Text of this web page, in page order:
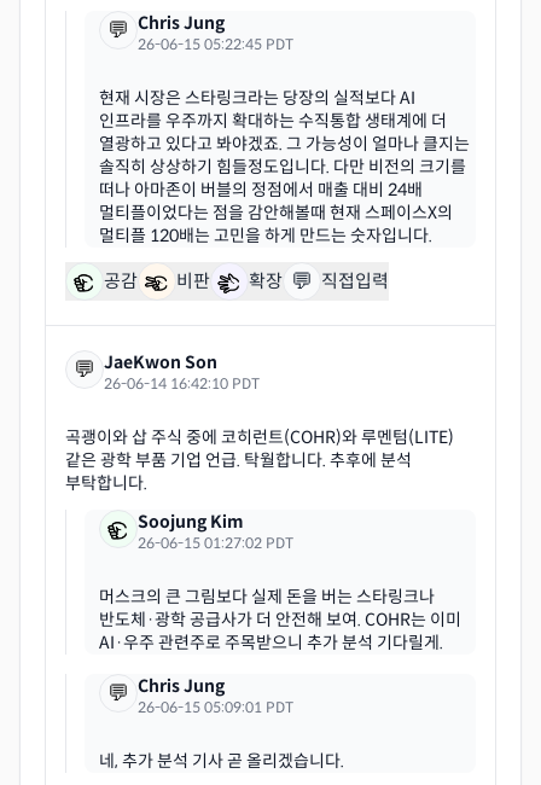
💬 Chris Jung
26-06-15 05:22:45 PDT
현재 시장은 스타링크라는 당장의 실적보다 AI
인프라를 우주까지 확대하는 수직통합 생태계에 더
열광하고 있다고 봐야겠죠. 그 가능성이 얼마나 클지는
솔직히 상상하기 힘들정도입니다. 다만 비전의 크기를
떠나 아마존이 버블의 정점에서 매출 대비 24배
멀티플이었다는 점을 감안해볼때 현재 스페이스X의
공감 비판 확장 💬 직접입력
💬 JaeKwon Son
26-06-14 16:42:10 PDT
곡괭이와 삽 주식 중에 코히런트(COHR)와 루멘텀(LITE)
같은 광학 부품 기업 언급. 탁월합니다. 추후에 분석
Soojung Kim
26-06-15 01:27:02 PDT
머스크의 큰 그림보다 실제 돈을 버는 스타링크나
반도체·광학 공급사가 더 안전해 보여. COHR는 이미
💬 Chris Jung
26-06-15 05:09:01 PDT